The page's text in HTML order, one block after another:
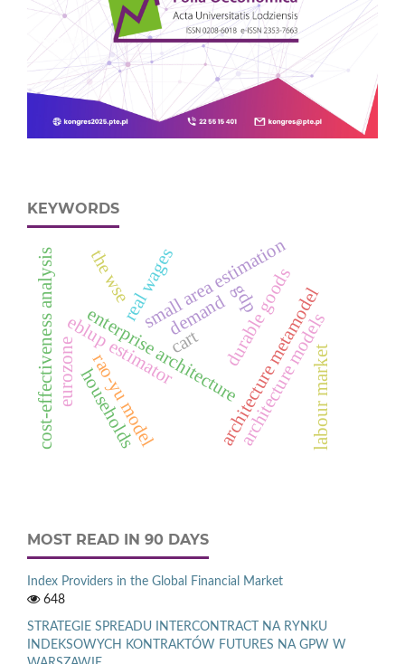
KEYWORDS
enterprise architecturearchitecture metamodel
architecture models
small area estimation
eblup estimator
rao-yu model
gdp
real wages durable goods
cart
households
eurozone labour market
cost-effectiveness analysis the wse
demand
MOST READ IN 90 DAYS
Index Providers in the Global Financial Market
648
STRATEGIE SPREADU INTERCONTRACT NA RYNKU
INDEKSOWYCH KONTRAKTÓW FUTURES NA GPW W